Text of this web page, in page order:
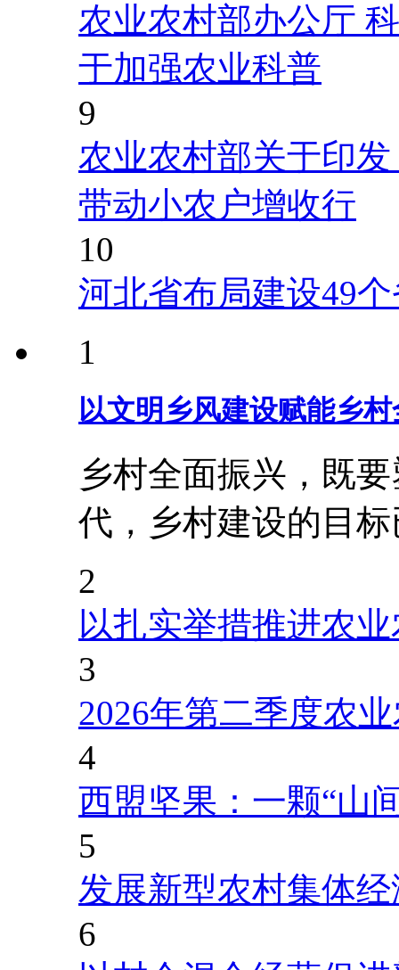
农业农村部办公厅
于加强农业科普
9
农业农村部关于印
带动小农户增收行
10
河北省布局建设49
1
以文明乡风建设赋能乡
乡村全面振兴，既
代，乡村建设的目
2
以扎实举措推进农
3
2026年第二季度农
4
西盟坚果：一颗“山
5
发展新型农村集体
6